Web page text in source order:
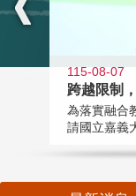
115-08-07
跨越限制
為落實融合
請國立嘉義